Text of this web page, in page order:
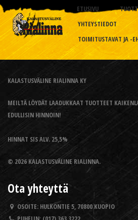
ETUSIVU
YHTEYSTIEDOT
TOIMITUSTAVAT JA -
KALASTUSVÄLINE RIALINNA KY
MEILTÄ LÖYDÄT LAADUKKAAT TUOTTEET
EDULLISIN HINNOIN!
HINNAT SIS ALV. 25,5%
© 2026 KALASTUSVÄLINE RIALINNA.
Ota yhteyttä
OSOITE: HULKONTIE 5, 70800 KUOPIO